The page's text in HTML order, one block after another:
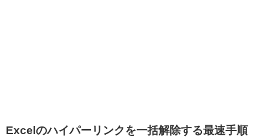
Excelのハイパーリンクを一括解除する最速手順